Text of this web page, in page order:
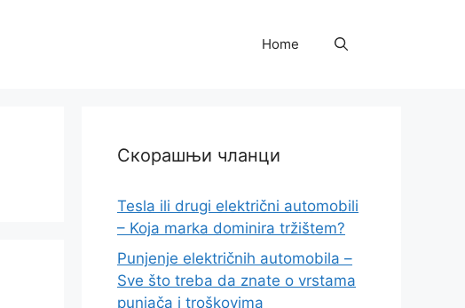
Home
Скорашњи чланци
Tesla ili drugi električni automobili
– Koja marka dominira tržištem?
Punjenje električnih automobila –
Sve što treba da znate o vrstama
punjača i troškovima